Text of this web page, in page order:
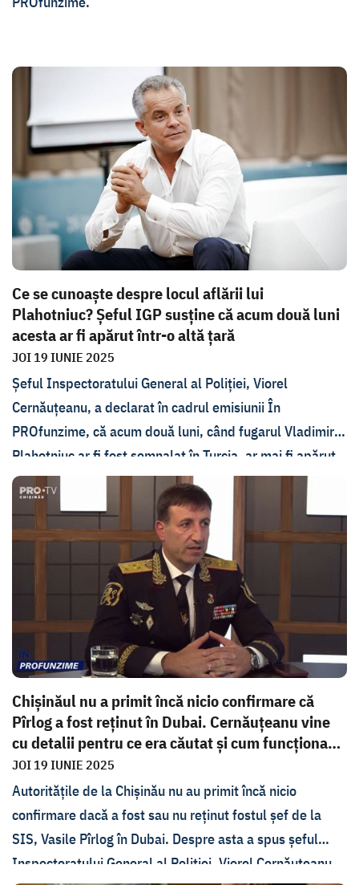
Ce se cunoaște despre locul aflării lui
Plahotniuc? Șeful IGP susține că acum două luni
acesta ar fi apărut într-o altă țară
JOI 19 IUNIE 2025
Șeful Inspectoratului General al Poliției, Viorel
Cernăuțeanu, a declarat în cadrul emisiunii În
PROfunzime, că acum două luni, când fugarul Vladimir
Plahotniuc ar fi fost semnalat în Turcia, ar mai fi apărut
în bazele de date unei alte țări, la doar două ore
distanță. Cernăuțeanu însă a evitat să spună despre ce
stat este vorba.
Chișinăul nu a primit încă nicio confirmare că
Pîrlog a fost reținut în Dubai. Cernăuțeanu vine
cu detalii pentru ce era căutat și cum funcționa
s...
JOI 19 IUNIE 2025
Autoritățile de la Chișinău nu au primit încă nicio
confirmare dacă a fost sau nu reținut fostul șef de la
SIS, Vasile Pîrlog în Dubai. Despre asta a spus șeful
Inspectoratului General al Poliției, Viorel Cernăuțeanu,